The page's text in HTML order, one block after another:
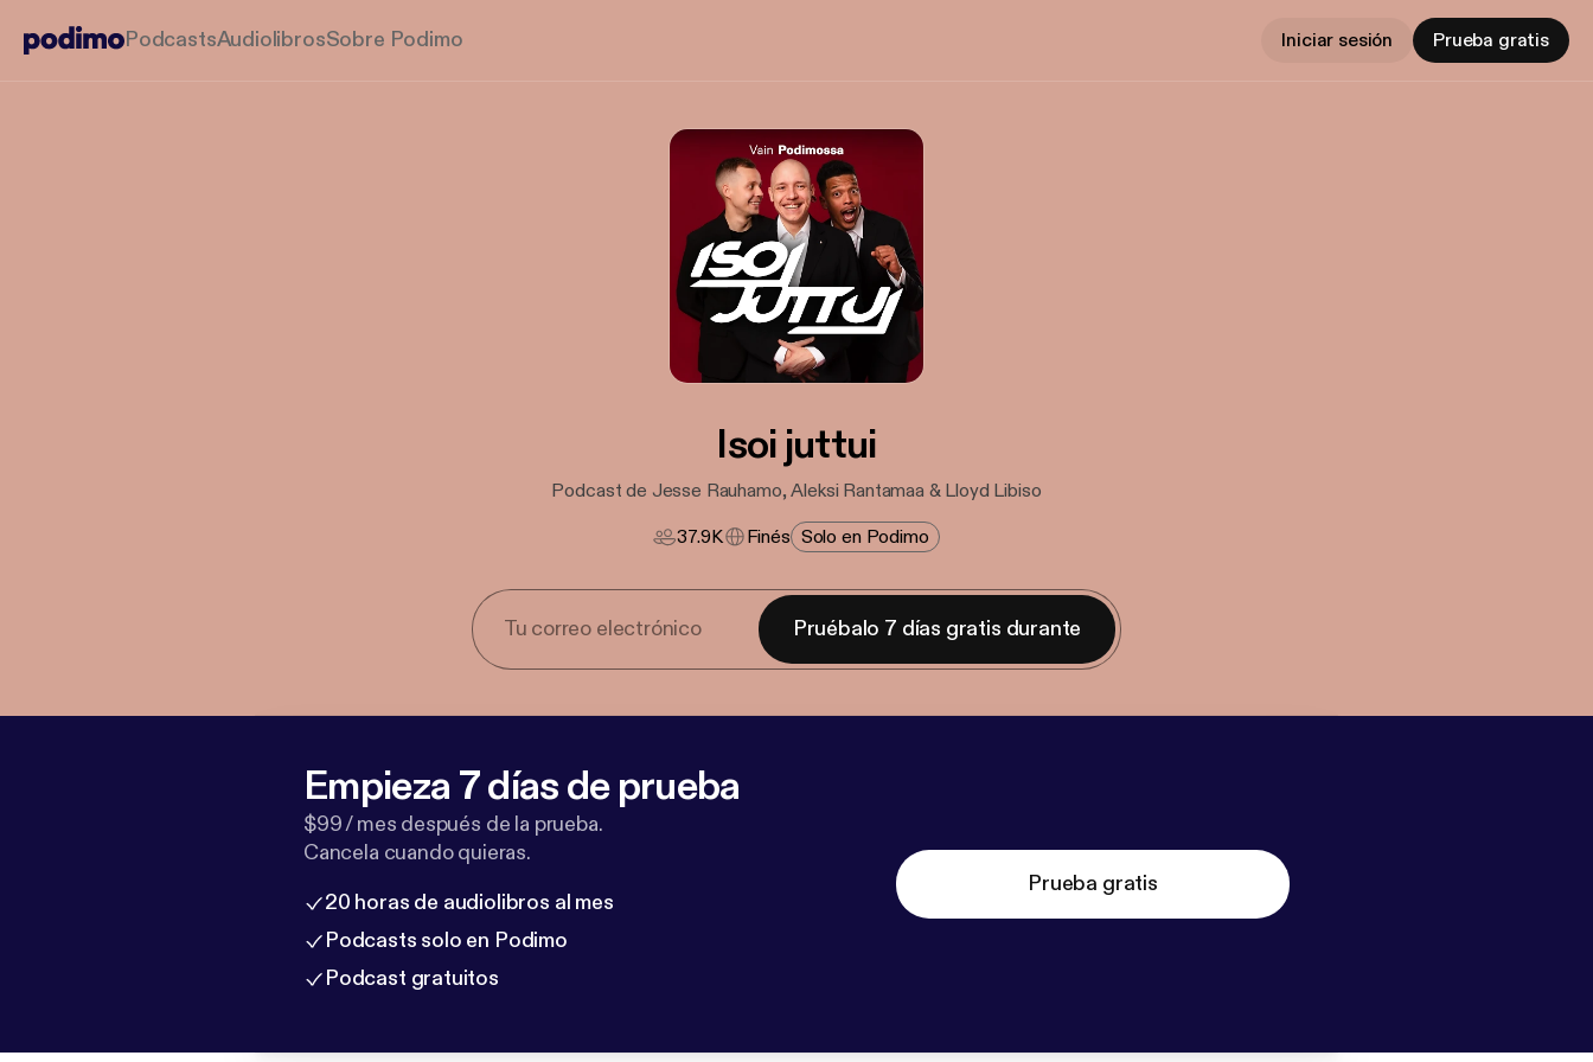
PodcastsAudiolibrosSobre Podimo Iniciar sesión Prueba gratis
Isoi juttui
Podcast de Jesse Rauhamo, Aleksi Rantamaa & Lloyd Libiso
37.9K
Finés Solo en Podimo
Pruébalo 7 días gratis durante
Empieza 7 días de prueba
$99 / mes después de la prueba.
Cancela cuando quieras.
20 horas de audiolibros al mes
Podcasts solo en Podimo
Podcast gratuitos
Prueba gratis